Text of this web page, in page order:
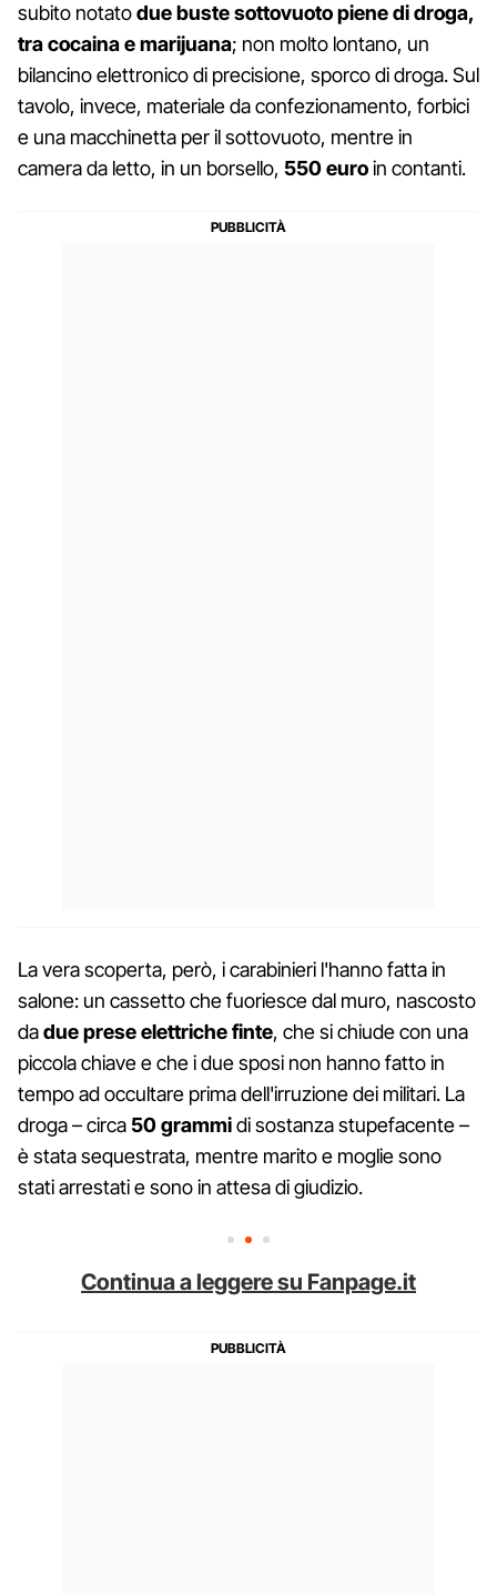
subito notatodue buste sottovuoto piene di droga,
tra cocaina e marijuana; non molto lontano, un
bilancino elettronico di precisione, sporco di droga. Sul
tavolo, invece, materiale da confezionamento, forbici
e una macchinetta per il sottovuoto, mentre in
camera da letto, in un borsello, 550 euroin contanti.
La vera scoperta, però, i carabinieri l'hanno fatta in
salone: un cassetto che fuoriesce dal muro, nascosto
dadue prese elettriche finte, che si chiude con una
piccola chiave e che i due sposi non hanno fatto in
tempo ad occultare prima dell'irruzione dei militari. La
droga – circa 50 grammidi sostanza stupefacente –
è stata sequestrata, mentre marito e moglie sono
stati arrestati e sono in attesa di giudizio.
Continua a leggere su Fanpage.it